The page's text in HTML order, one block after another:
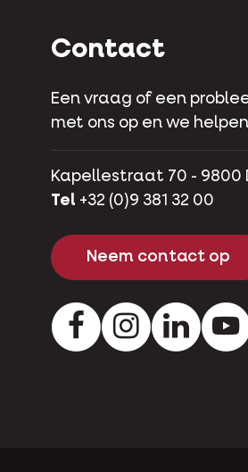
Contact
Een vraag of een
met ons op en we
Kapellestraat 70 - 9800
Tel +32 (0)9 381 32 00
Neem contact op
FacebookInstagramLinkedIn